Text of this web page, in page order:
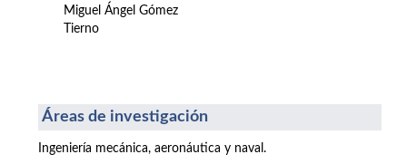
Miguel Ángel Gómez
Tierno
Áreas de investigación
Ingeniería mecánica, aeronáutica y naval.